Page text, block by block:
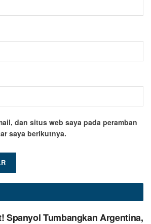
dan situs web saya pada peramban
saya berikutnya.
Spanyol Tumbangkan Argentina,